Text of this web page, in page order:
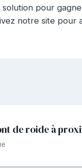
solution pour
notre site pour
de roide à